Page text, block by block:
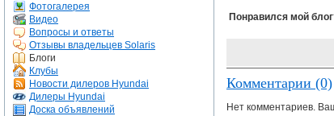
Фотогалерея
Видео
Вопросы и ответы
Отзывы владельцев Solaris
Блоги
Клубы
Новости дилеров Hyundai
Дилеры Hyundai
Доска объявлений
Понравился мой
Комментарии (0)
Нет комментариев.